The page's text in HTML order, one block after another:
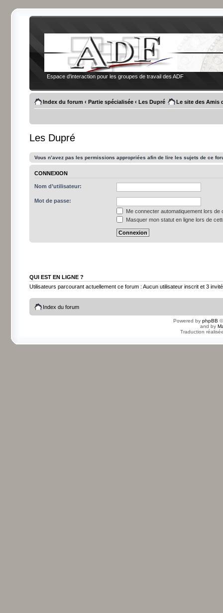
Espace d'interaction pour les groupes de travail des ADF
Index du forum ‹ Partie spécialisée ‹ Les Dupré Le site des Amis
Les Dupré
Vous n’avez pas les permissions appropriées afin de lire les sujets de ce
CONNEXION
Nom d’utilisateur:
Mot de passe:
Me connecter automatiquement lors de
Masquer mon statut en ligne lors de
QUI EST EN LIGNE ?
Utilisateurs parcourant actuellement ce forum : Aucun utilisateur inscrit et 3
Index du forum
Powered by phpBB
and by
Traduction